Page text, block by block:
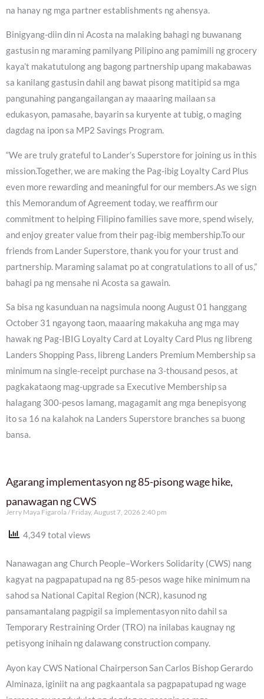
na hanay ng mga partner establishments ng ahensya.
Binigyang-diin din ni Acosta na malaking bahagi ng buwanang
gastusin ng maraming pamilyang Pilipino ang pamimili ng grocery
kaya’t makatutulong ang bagong partnership upang makabawas
sa kanilang gastusin dahil ang bawat pisong matitipid sa mga
pangunahing pangangailangan ay maaaring mailaan sa
edukasyon, pamasahe, bayarin sa kuryente at tubig, o maging
dagdag na ipon sa MP2 Savings Program.
“We are truly grateful to Lander’s Superstore for joining us in this
mission.Together, we are making the Pag-ibig Loyalty Card Plus
even more rewarding and meaningful for our members.As we sign
this Memorandum of Agreement today, we reaffirm our
commitment to helping Filipino families save more, spend wisely,
and enjoy greater value from their pag-ibig membership.To our
friends from Lander Superstore, thank you for your trust and
partnership. Maraming salamat po at congratulations to all of us,”
bahagi pa ng mensahe ni Acosta sa gawain.
Sa bisa ng kasunduan na nagsimula noong August 01 hanggang
October 31 ngayong taon, maaaring makakuha ang mga may
hawak ng Pag-IBIG Loyalty Card at Loyalty Card Plus ng libreng
Landers Shopping Pass, libreng Landers Premium Membership sa
minimum na single-receipt purchase na 3-thousand pesos, at
pagkakataong mag-upgrade sa Executive Membership sa
halagang 300-pesos lamang, magagamit ang mga benepisyong
ito sa 16 na kalahok na Landers Superstore branches sa buong
bansa.
Agarang implementasyon ng 85-pisong wage hike,
panawagan ng CWS
Jerry Maya Figarola Friday, August 7, 2026 2:40 pm
4,349 total views
Nanawagan ang Church People–Workers Solidarity (CWS) nang
kagyat na pagpapatupad na ng 85-pesos wage hike minimum na
sahod sa National Capital Region (NCR), kasunod ng
pansamantalang pagpigil sa implementasyon nito dahil sa
Temporary Restraining Order (TRO) na inilabas kaugnay ng
petisyong inihain ng dalawang construction company.
Ayon kay CWS National Chairperson San Carlos Bishop Gerardo
Alminaza, iginiit na ang pagkaantala sa pagpapatupad ng wage